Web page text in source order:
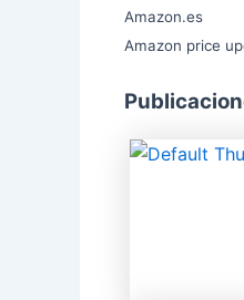
Amazon.es
Amazon price